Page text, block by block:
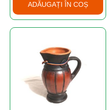
ADĂUGAȚI ÎN COȘ